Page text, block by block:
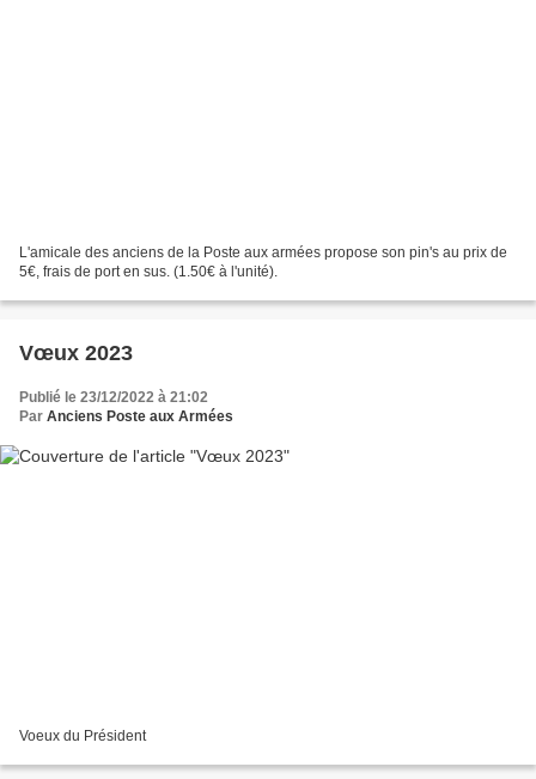
L'amicale des anciens de la Poste aux armées propose son pin's au prix de
5€, frais de port en sus. (1.50€ à l'unité).
Vœux 2023
Publié le 23/12/2022 à 21:02
Par Anciens Poste aux Armées
Voeux du Président